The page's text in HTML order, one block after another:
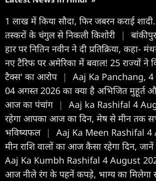
1 लाख में किया सौदा, फिर जबरन कराई
तस्करों के चंगुल से निकली किशोरी
|
हार पर नितिन नवीन ने दी प्रतिक्रिया, कहा-
नए टैरिफ पर अमेरिका में बवाल! 25 राज्यों
टैक्स' का आरोप |
Aaj Ka Panchang,
04 अगस्त 2026 का क्या है अभिजित मुहूर्त
आज का पंचांग |
Aaj ka Rashifal 4
रहेगा आपका आज का द‍िन, मेष से मीन तक
भविष्यफल |
Aaj Ka Meen Rashifal 4
मीन राशि वालों का आज कैसा रहेगा दिन,
Aaj Ka Kumbh Rashifal 4 August
आज नीले रंग के पहनें कपड़े, भाग्य का मिलेगा